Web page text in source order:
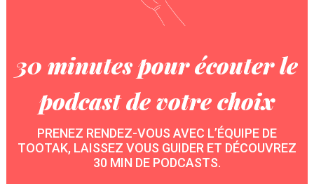
30 minutes pour écouter le
podcast de votre choix
PRENEZ RENDEZ-VOUS AVEC L’ÉQUIPE DE
TOOTAK, LAISSEZ VOUS GUIDER ET DÉCOUVREZ
30 MIN DE PODCASTS.